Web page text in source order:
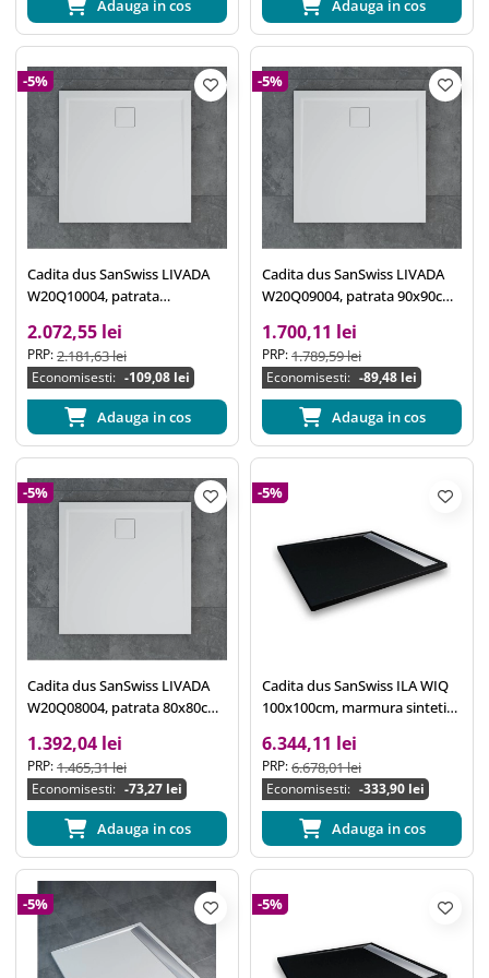
Adauga in cos Adauga in cos
-5%
Cadita dus SanSwiss LIVADA
W20Q10004, patrata
sintetica, alb
2.072,55 lei
PRP:2.181,63 lei
Economisesti: -109,08 lei
Adauga in cos
-5%
Cadita dus SanSwiss LIVADA
W20Q09004, patrata 90x90cm,
1.700,11 lei
PRP:1.789,59 lei
Economisesti: -89,48 lei
Adauga in cos
-5%
Cadita dus SanSwiss LIVADA
W20Q08004, patrata 80x80cm,
1.392,04 lei
PRP:1.465,31 lei
Economisesti: -73,27 lei
Adauga in cos
-5%
Cadita dus SanSwiss ILA WIQ
100x100cm, marmura sintetica
6.344,11 lei
PRP:6.678,01 lei
Economisesti: -333,90 lei
Adauga in cos
-5% -5%